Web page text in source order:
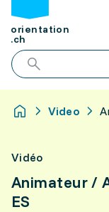
orientation
.ch
Video
Vidéo
Animateur /
ES